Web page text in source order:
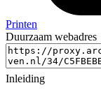
Printen
Duurzaam webadres
Inleiding